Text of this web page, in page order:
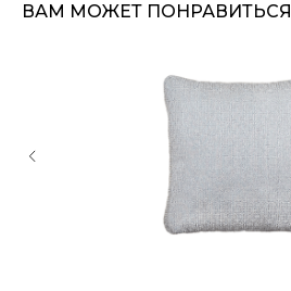
ВАМ МОЖЕТ ПОНРАВИТЬСЯ